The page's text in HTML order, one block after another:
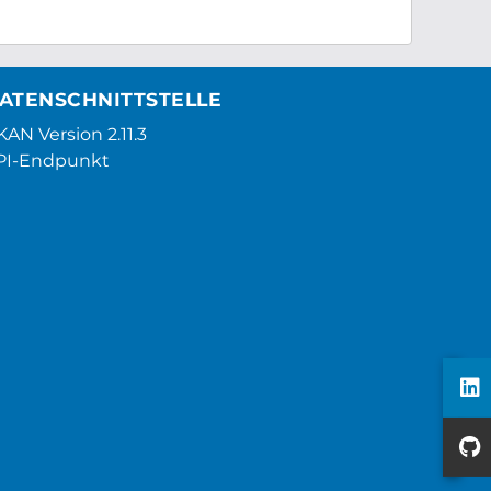
Version 2.11.3
Endpunkt